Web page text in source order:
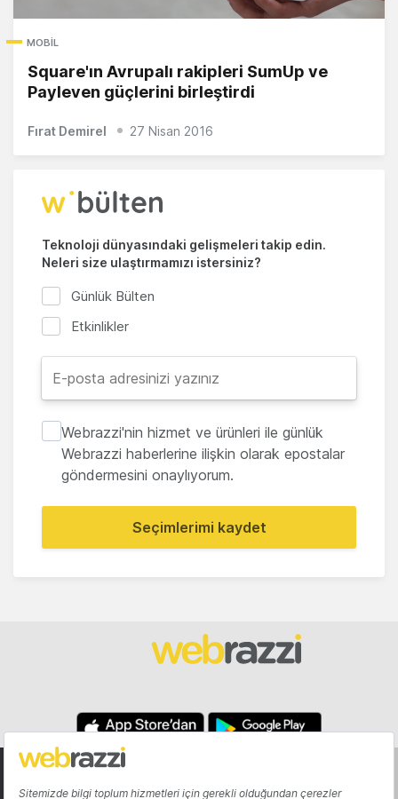
MOBIL
Square'ın Avrupalı rakipleri SumUp ve
Payleven güçlerini birleştirdi
Fırat Demirel 27 Nisan 2016
Teknoloji dünyasındaki gelişmeleri takip edin.
Neleri size ulaştırmamızı istersiniz?
Günlük Bülten
Etkinlikler
Webrazzi'nin hizmet ve ürünleri ile günlük
Webrazzi haberlerine ilişkin olarak epostalar
göndermesini onaylıyorum.
Seçimlerimi kaydet